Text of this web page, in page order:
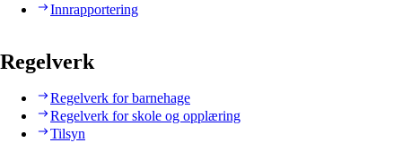
Innrapportering
Regelverk
Regelverk for barnehage
Regelverk for skole og opplæring
Tilsyn